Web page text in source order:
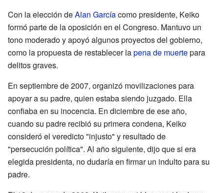
Con la elección deAlan Garcíacomo presidente, Keiko
formó parte de la oposición en el Congreso. Mantuvo un
tono moderado y apoyó algunos proyectos del gobierno,
como la propuesta de restablecer lapena de muertepara
delitos graves.
En septiembre de 2007, organizó movilizaciones para
apoyar a su padre, quien estaba siendo juzgado. Ella
confiaba en su inocencia. En diciembre de ese año,
cuando su padre recibió su primera condena, Keiko
consideró el veredicto "injusto" y resultado de
"persecución política". Al año siguiente, dijo que si era
elegida presidenta, no dudaría en firmar un indulto para su
padre.